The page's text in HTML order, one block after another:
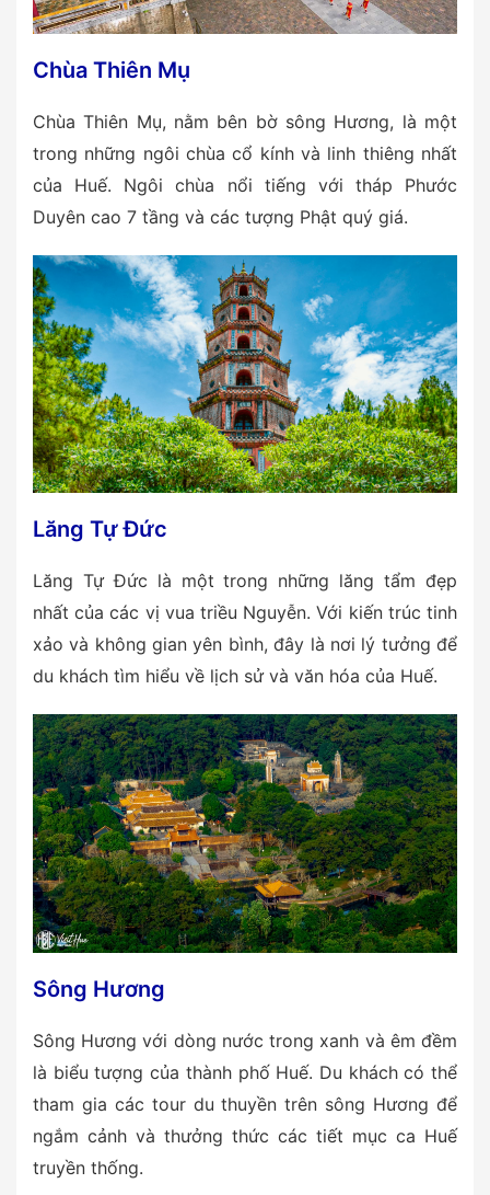
Chùa Thiên Mụ
Chùa Thiên Mụ, nằm bên bờ sông Hương, là một
trong những ngôi chùa cổ kính và linh thiêng nhất
của Huế. Ngôi chùa nổi tiếng với tháp Phước
Duyên cao 7 tầng và các tượng Phật quý giá.
Lăng Tự Đức
Lăng Tự Đức là một trong những lăng tẩm đẹp
nhất của các vị vua triều Nguyễn. Với kiến trúc tinh
xảo và không gian yên bình, đây là nơi lý tưởng để
du khách tìm hiểu về lịch sử và văn hóa của Huế.
Sông Hương
Sông Hương với dòng nước trong xanh và êm đềm
là biểu tượng của thành phố Huế. Du khách có thể
tham gia các tour du thuyền trên sông Hương để
ngắm cảnh và thưởng thức các tiết mục ca Huế
truyền thống.